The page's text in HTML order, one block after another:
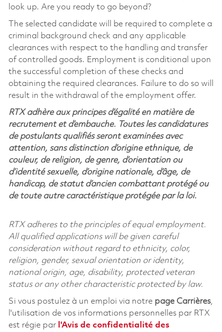
look up. Are you ready to go beyond?
The selected candidate will be required to complete a
criminal background check and any applicable
clearances with respect to the handling and transfer
of controlled goods. Employment is conditional upon
the successful completion of these checks and
obtaining the required clearances. Failure to do so will
result in the withdrawal of the employment offer.
RTX adhère aux principes d’égalité en matière de
recrutement et d’embauche. Toutes les candidatures
de postulants qualifiés seront examinées avec
attention, sans distinction d’origine ethnique, de
couleur, de religion, de genre, d’orientation ou
d’identité sexuelle, d’origine nationale, d’âge, de
handicap, de statut d’ancien combattant protégé ou
de toute autre caractéristique protégée par la loi.
RTX adheres to the principles of equal employment.
All qualified applications will be given careful
consideration without regard to ethnicity, color,
religion, gender, sexual orientation or identity,
national origin, age, disability, protected veteran
status or any other characteristic protected by law.
Si vous postulez à un emploi via notre page Carrières,
l'utilisation de vos informations personnelles par RTX
est régie par l'Avis de confidentialité des